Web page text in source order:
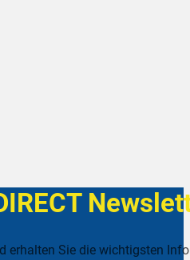
erhalten Sie die wichtigsten